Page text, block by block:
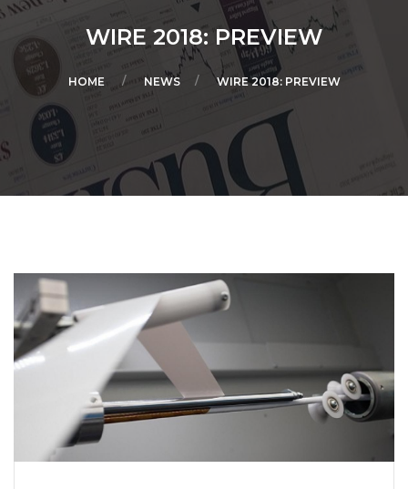
WIRE 2018: PREVIEW
HOME NEWS WIRE 2018: PREVIEW